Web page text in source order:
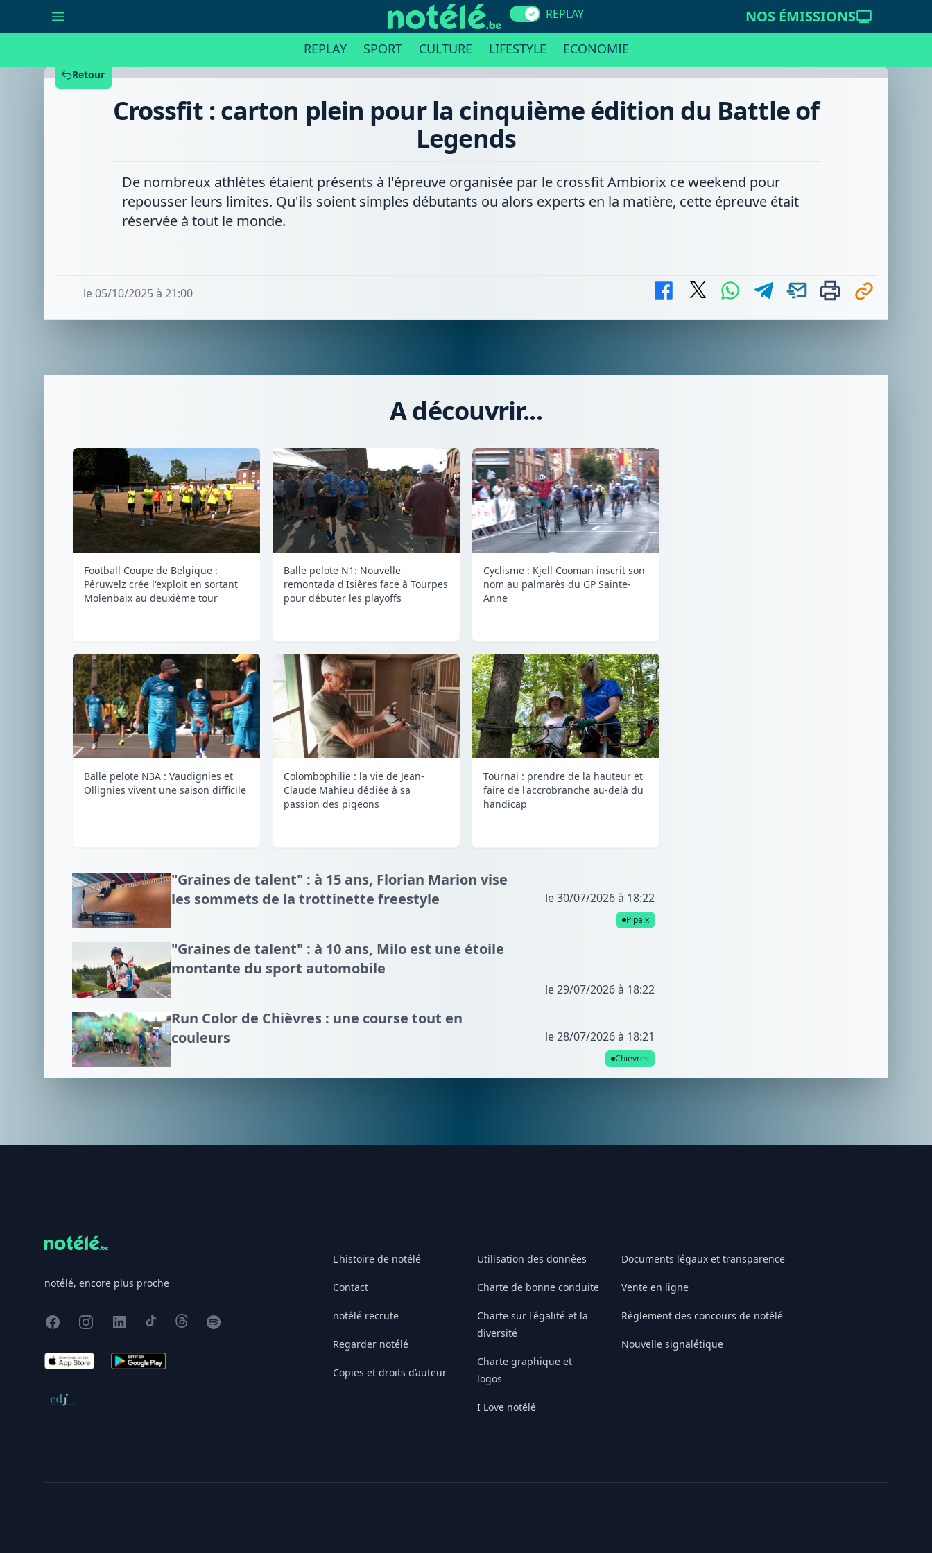
REPLAY NOS ÉMISSIONS
REPLAY SPORT CULTURE LIFESTYLE ECONOMIE
Retour
Crossfit : carton plein pour la cinquième édition du Battle of
Legends
De nombreux athlètes étaient présents à l'épreuve organisée par le crossfit Ambiorix ce weekend pour
repousser leurs limites. Qu'ils soient simples débutants ou alors experts en la matière, cette épreuve était
réservée à tout le monde.
le 05/10/2025 à 21:00
A découvrir...
Football Coupe de Belgique :
Péruwelz crée l'exploit en sortant
Molenbaix au deuxième tour
Balle pelote N1: Nouvelle
remontada d'Isières face à Tourpes
pour débuter les playoffs
Cyclisme : Kjell Cooman inscrit son
nom au palmarès du GP Sainte-
Anne
Balle pelote N3A : Vaudignies et
Ollignies vivent une saison difficile
Colombophilie : la vie de Jean-
Claude Mahieu dédiée à sa
passion des pigeons
Tournai : prendre de la hauteur et
faire de l'accrobranche au-delà du
handicap
"Graines de talent" : à 15 ans, Florian Marion vise
les sommets de la trottinette freestyle
le 30/07/2026 à 18:22
Pipaix
"Graines de talent" : à 10 ans, Milo est une étoile
montante du sport automobile
le 29/07/2026 à 18:22
Run Color de Chièvres : une course tout en
couleurs
le 28/07/2026 à 18:21
Chièvres
notélé, encore plus proche
FacebookInstagram
X TikTokThreadsSpotify
App Store Google Play
Conseil de déontologie journalistique
L'histoire de notélé
Contact
notélé recrute
Regarder notélé
Copies et droits d’auteur
Utilisation des données
Charte de bonne conduite
Charte sur l'égalité et la
diversité
Charte graphique et
logos
I Love notélé
Documents légaux et transparence
Vente en ligne
Règlement des concours de notélé
Nouvelle signalétique